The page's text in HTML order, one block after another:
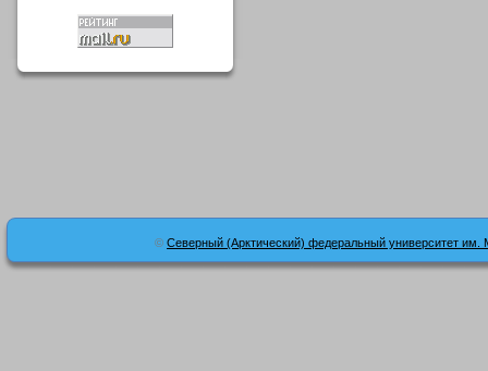
© Северный (Арктический) федеральный университет